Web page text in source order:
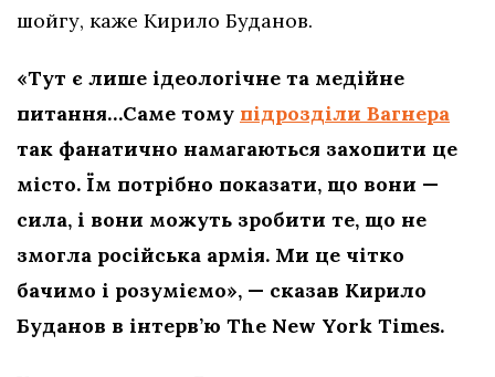
шойгу, каже Кирило Буданов.
«Тут є лише ідеологічне та медійне
питання…Саме тому підрозділи Вагнера
так фанатично намагаються захопити це
місто. Їм потрібно показати, що вони —
сила, і вони можуть зробити те, що не
змогла російська армія. Ми це чітко
бачимо і розуміємо», — сказав Кирило
Буданов в інтерв’ю The New York Times.